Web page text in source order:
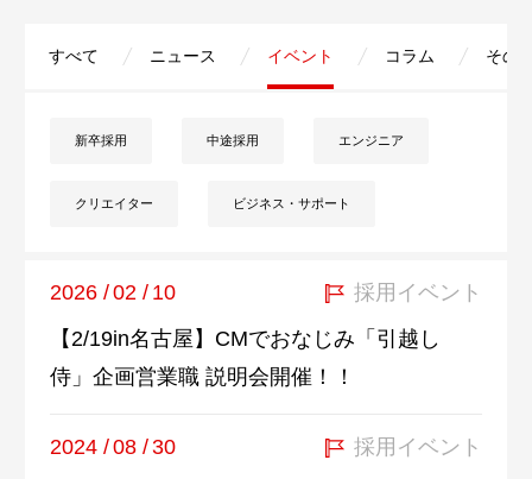
すべて ニュース イベント コラム その
新卒採用 中途採用 エンジニア
クリエイター ビジネス・サポート
2026 /02 / 10
採用イベント
【2/19in名古屋】CMでおなじみ「引越し
侍」企画営業職 説明会開催！！
2024 /08 /30
採用イベント